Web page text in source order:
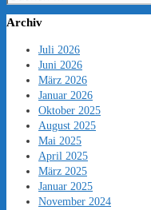
nach:
Archiv
Juli 2026
Juni 2026
März 2026
Januar 2026
Oktober 2025
August 2025
Mai 2025
April 2025
März 2025
Januar 2025
November 2024